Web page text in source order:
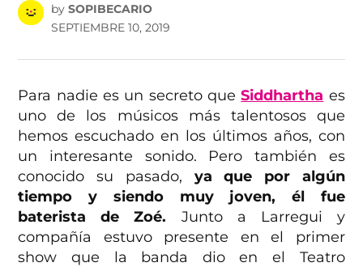
by SOPIBECARIO
SEPTIEMBRE 10, 2019
Para nadie es un secreto queSiddhartha es
uno de los músicos más talentosos que
hemos escuchado en los últimos años, con
un interesante sonido. Pero también es
conocido su pasado, ya que por algún
tiempo y siendo muy joven, él fue
baterista de Zoé. Junto a Larregui y
compañía estuvo presente en el primer
show que la banda dio en el Teatro